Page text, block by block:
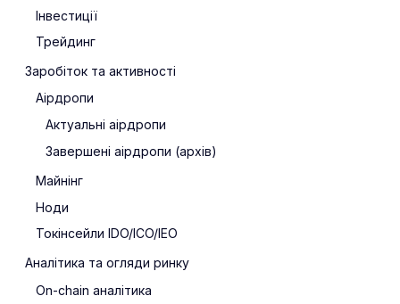
Інвестиції
Трейдинг
Заробіток та активності
Аірдропи
Актуальні аірдропи
Завершені аірдропи (архів)
Майнінг
Ноди
Токінсейли IDO/ICO/IEO
Аналітика та огляди ринку
On-chain аналітика